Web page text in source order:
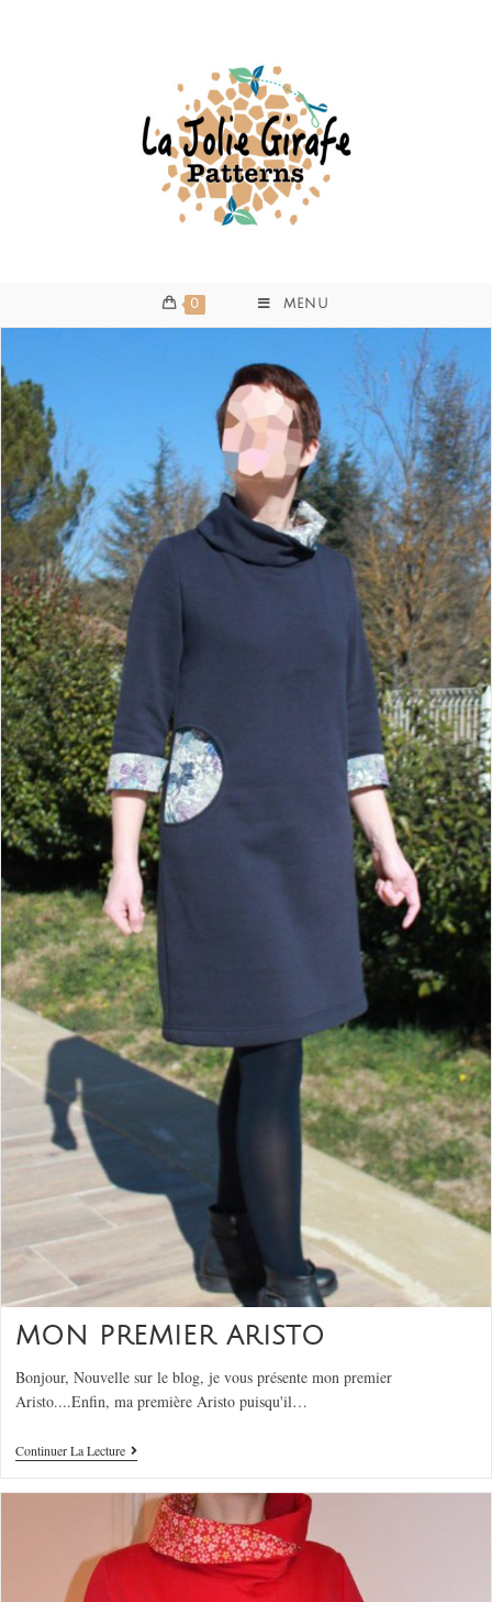
0 MENU
MON PREMIER ARISTO
Bonjour, Nouvelle sur le blog, je vous présente mon premier
Aristo....Enfin, ma première Aristo puisqu'il…
Continuer La Lecture